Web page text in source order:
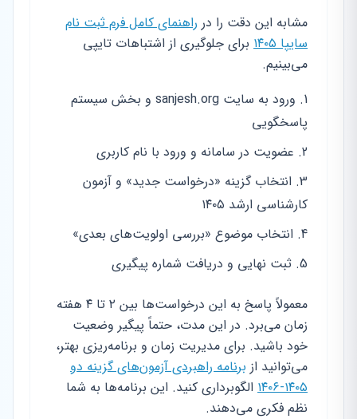
مشابه این دقت را در راهنمای کامل فرم ثبت نام
سایپا ۱۴۰۵
برای جلوگیری از اشتباهات تایپی
می‌بینیم.
ورود به سایت sanjesh.org و بخش سیستم
پاسخگویی
عضویت در سامانه و ورود با نام کاربری
انتخاب گزینه «درخواست جدید» و آزمون
کارشناسی ارشد ۱۴۰۵
انتخاب موضوع «بررسی اولویت‌های بعدی»
ثبت نهایی و دریافت شماره پیگیری
معمولاً پاسخ به این درخواست‌ها بین ۲ تا ۴ هفته
زمان می‌برد. در این مدت، حتماً پیگیر وضعیت
خود باشید. برای مدیریت زمان و برنامه‌ریزی بهتر،
می‌توانید از برنامه راهبردی آزمون‌های گزینه دو
۱۴۰۵-۱۴۰۶
الگوبرداری کنید. این برنامه‌ها به شما
نظم فکری می‌دهند.